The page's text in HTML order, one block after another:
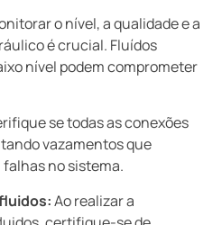
o nível, a qualidade e a
é crucial. Fluídos
nível podem comprometer
se todas as conexões
vazamentos que
no sistema.
Ao realizar a